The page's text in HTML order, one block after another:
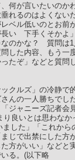
、何が言いたいのか
れるのはよくない
レベル低いのとお前
長い 下手くそかよ」
なのかな？ 質問は1
した内容、もう一
たぞ」などと質問
クルズ」の冷静で
んの一人勝ちでし
ジャニーズ記者
良いとは思わなか
した」「これから
じで出禁にした方
方がいい」などと
る。(以下略